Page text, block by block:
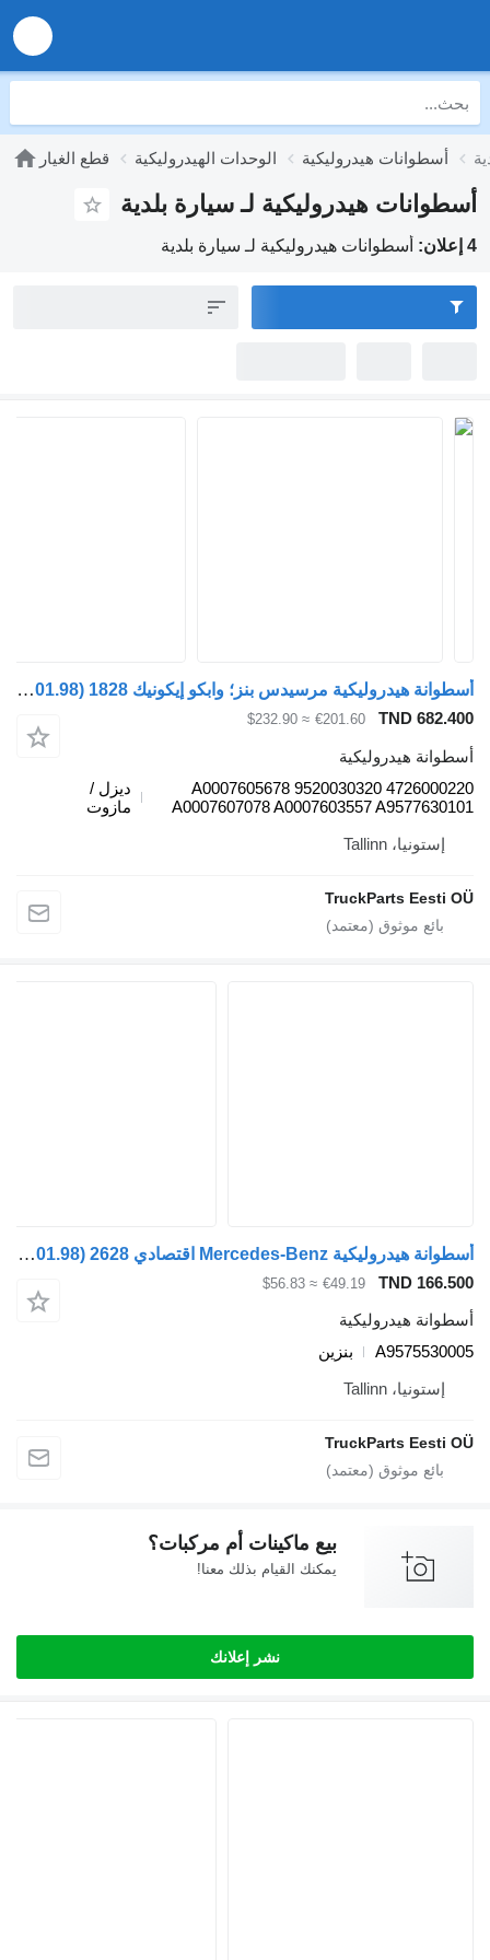
قطع الغيار الوحدات الهيدروليكية أسطوانات هيدروليكية
أسطوانات هيدروليكية لـ سيارة بلدية
4 إعلان: أسطوانات هيدروليكية لـ سيارة بلدية
أسطوانة هيدروليكية مرسيدس بنز؛ وابكو إيكونيك 1828 (01.98-) 4726000220 لـ شاحنة جمع ونقل النفايات Mercedes-Benz Econic (1998-2014)
TND 682.400
€201.60
≈ $232.90
أسطوانة هيدروليكية
4726000220 9520030320 A0007605678
A0007607078 A0007603557 A9577630101
ديزل /
مازوت
إستونيا، Tallinn
TruckParts Eesti OÜ
أسطوانة هيدروليكية Mercedes-Benz اقتصادي 2628 (01.98-) A9575530005 لـ شاحنة جمع ونقل النفايات Mercedes-Benz Econic (1998-2014)
TND 166.500
€49.19
≈ $56.83
أسطوانة هيدروليكية
A9575530005
بنزين
إستونيا، Tallinn
TruckParts Eesti OÜ
بيع ماكينات أم مركبات؟
يمكنك القيام بذلك معنا!
نشر إعلانك